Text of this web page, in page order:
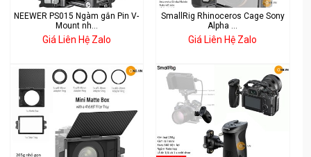
NEEWER PS015 Ngàm gắn Pin V-
Mount nh...
Giá Liên Hệ Zalo
SmallRig Rhinoceros Cage Sony
Alpha ...
Giá Liên Hệ Zalo